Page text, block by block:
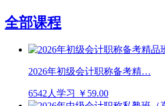
全部课程
2026年初级会计职称备考精…
6542人学习 ￥59.00